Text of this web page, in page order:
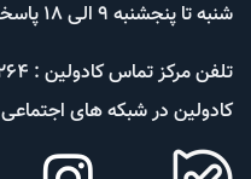
شنبه تا پنجشنبه 9 الی 18 پاسخگوی شما هستیم
تلفن مرکز تماس کادولین : 91690264-021
کادولین در شبکه های اجتماعی